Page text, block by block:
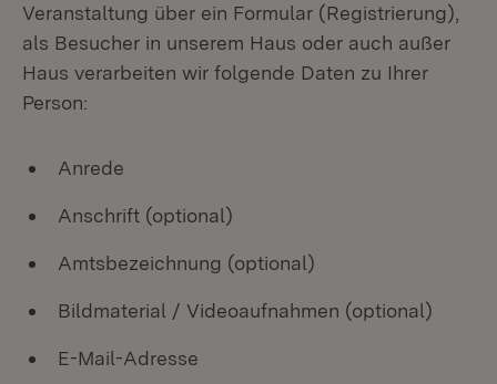
Veranstaltung über ein Formular (Registrierung),
als Besucher in unserem Haus oder auch außer
Haus verarbeiten wir folgende Daten zu Ihrer
Person:
Anrede
Anschrift (optional)
Amtsbezeichnung (optional)
Bildmaterial / Videoaufnahmen (optional)
E-Mail-Adresse